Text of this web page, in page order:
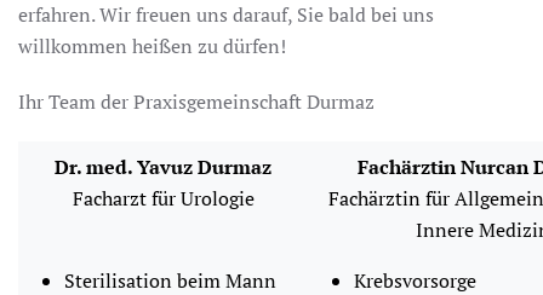
erfahren. Wir freuen uns darauf, Sie bald bei uns
willkommen heißen zu dürfen!
Ihr Team der Praxisgemeinschaft Durmaz
Dr. med. Yavuz Durmaz
Facharzt für Urologie
Fachärztin Nurcan
Fachärztin für
Innere
Sterilisation beim Mann
Krebsvorsorge